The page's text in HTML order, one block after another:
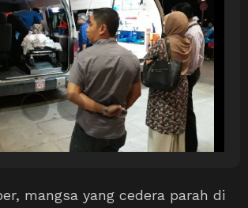
mangsa yang cedera parah di